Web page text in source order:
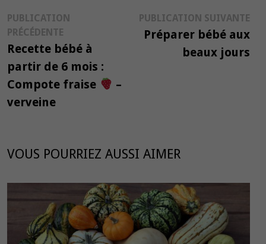
Navigation
de
l’article
PUBLICATION
PRÉCÉDENTE
précédente :
Recette bébé à
partir de 6 mois :
Compote fraise
–
verveine
PUBLICATION SUIVANTE
Préparer bébé aux
beaux jours
VOUS POURRIEZ AUSSI AIMER